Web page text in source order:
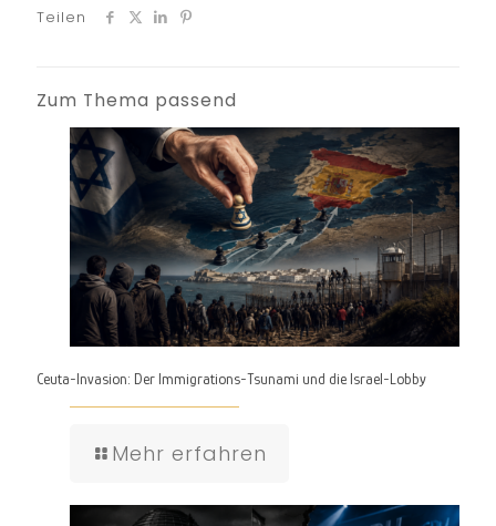
Teilen
Zum Thema passend
Ceuta-Invasion: Der Immigrations-Tsunami und die Israel-Lobby
Mehr erfahren